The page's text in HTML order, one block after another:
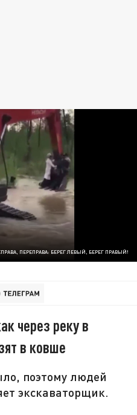
ПЕРЕПРАВА: БЕРЕГ ЛЕВЫЙ, БЕРЕГ ПРАВЫЙ!
через реку в
в ковше
поэтому людей
экскаваторщик.